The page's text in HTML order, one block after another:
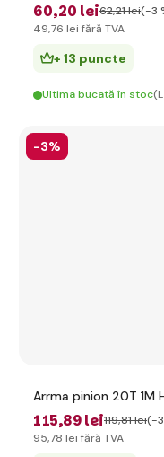
60,20 lei62,21 lei(-3
49,76 lei fără TVA
+ 13 puncte
Ultima bucată în stoc
-3%
Arrma pinion 20T 1M
115,89 lei119,81 lei(-
95,78 lei fără TVA